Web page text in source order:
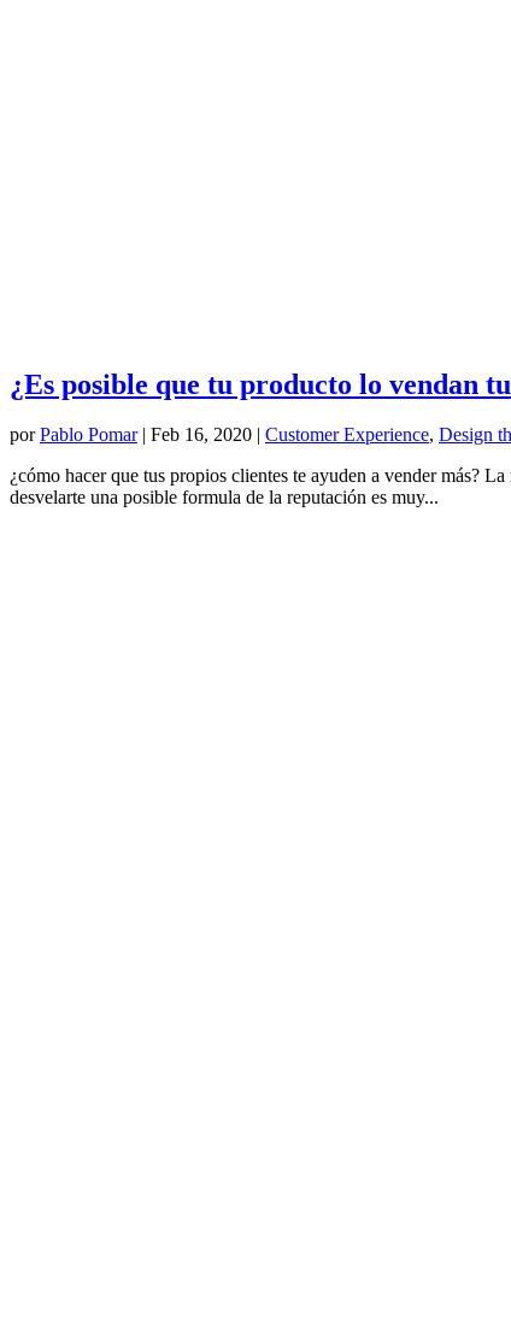
¿Es posible que tu producto lo vendan
porPablo Pomar| Feb 16, 2020 | Customer Experience, Design
¿cómo hacer que tus propios clientes te ayuden a vender más?
desvelarte una posible formula de la reputación es muy...